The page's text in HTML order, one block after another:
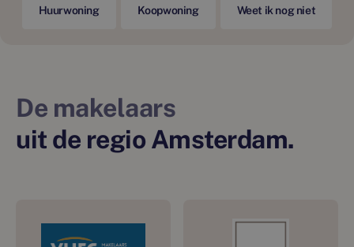
Huurwoning Koopwoning Weet ik nog niet
De makelaars
uit de regio Amsterdam.